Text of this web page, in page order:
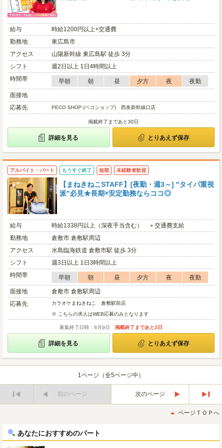
給与
時給1200円以上+交通費
勤務地
東広島市
アクセス
山陽新幹線 東広島駅 徒歩 3分
シフト
週2日以上 1日4時間以上
時間帯
早朝 朝 昼 夕方 夜
夜勤
面接地
応募先
PECO SHOP (ペコショップ) 西条新幹線口店
掲載終了まであと30日
詳細を見る とりあえず保存
アルバイト・パート もうすぐ終了 短期 未経験者歓迎
【まねきねこSTAFF】[夜勤・週3～] "タイパ重視
派"必見★長期×安定勤務ならココ◎
給与
時給1338円以上（深夜手当含む） ＋交通費支給
勤務地
倉敷市 倉敷駅周辺
アクセス
水島臨海鉄道 倉敷市駅 徒歩 3分
シフト
週3日以上 1日3時間以上
時間帯
早朝 朝 昼 夕方 夜
夜勤
面接地
倉敷市 倉敷駅周辺
応募先
カラオケまねきねこ 倉敷駅前店
※ こちらの求人はWEB応募のみとなります
募集終了日時：8月9日 掲載終了まであと2日
詳細を見る とりあえず保存
1ページ（全5ページ中）
前のページ
次のページ
後
ページＴＯＰへ
あなたにおすすめのパート